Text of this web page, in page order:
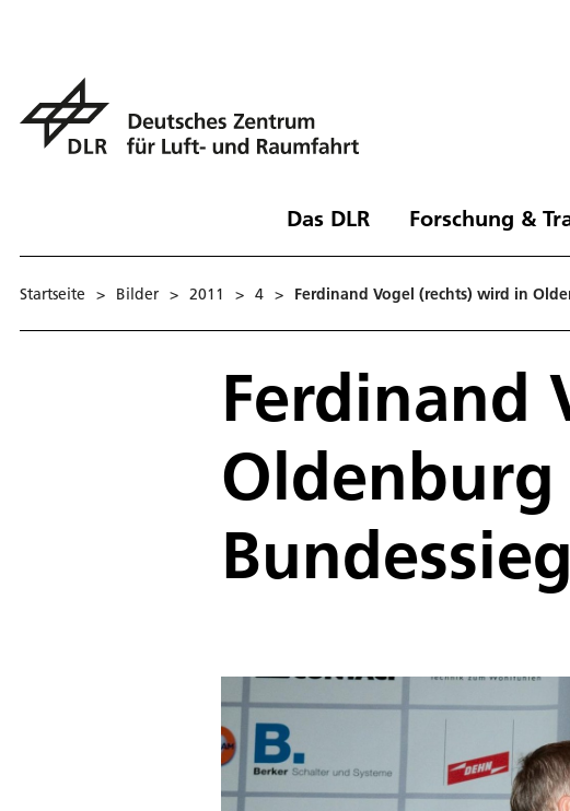
Das DLR Forschung &
Startseite > Bilder > 2011 > 4 > Ferdinand Vogel (rechts) wird in
Ferdinand